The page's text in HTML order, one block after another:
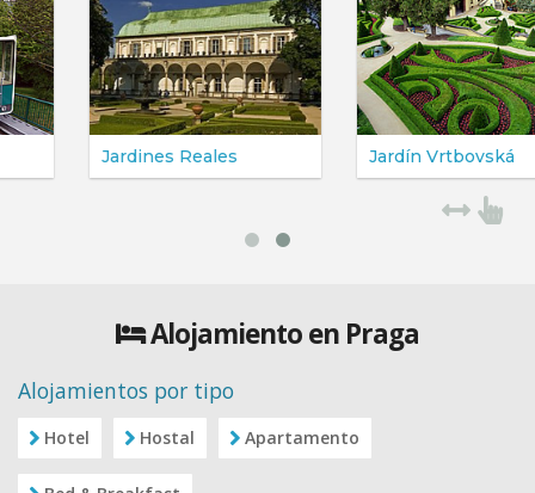
Jardines Reales Jardín Vrtbovská
Alojamiento en Praga
Alojamientos por tipo
Hotel Hostal Apartamento